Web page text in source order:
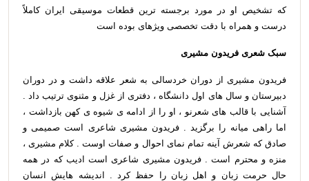
که تشخیص او در مورد برجسته ترین قطعات موسیقی ایران کاملاً
درست و همراه با دقت تخصصی ویژهای بوده است
سبک شعری فریدون مشیری
فریدون مشیری از دوران خردسالی به شعر علاقه داشت و در دوران
دبیرستان و سال های اول دانشگاه ، دفتری از غزل و مثنوی ترتیب داد .
آشنایی با قالب های شعرنو ، او را از ادامه ی شیوه ی کهن بازداشت ،
اما راهی میانه را برگزید . فریدون مشیری شاعری است صمیمی و
صادق که شعرش آینه تمام نمای احوال و صفات اوست . کلام مشیری ،
منزه و محترم است . فریدون مشیری شاعری است ادیب که در همه
حال حرمت زبان و اهل زبان را حفظ کرد . اندیشه هایش انسان